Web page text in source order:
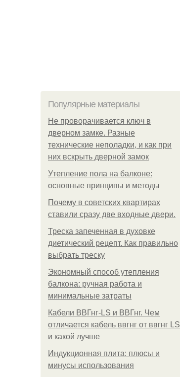
Популярные материалы
Не проворачивается ключ в
дверном замке. Разные
технические неполадки, и как при
них вскрыть дверной замок
Утепление пола на балконе:
основные принципы и методы
Почему в советских квартирах
ставили сразу две входные двери.
Треска запеченная в духовке
диетический рецепт. Как правильно
выбрать треску
Экономный способ утепления
балкона: ручная работа и
минимальные затраты
Кабели ВВГнг-LS и ВВГнг. Чем
отличается кабель ввгнг от ввгнг LS
и какой лучше
Индукционная плита: плюсы и
минусы использования